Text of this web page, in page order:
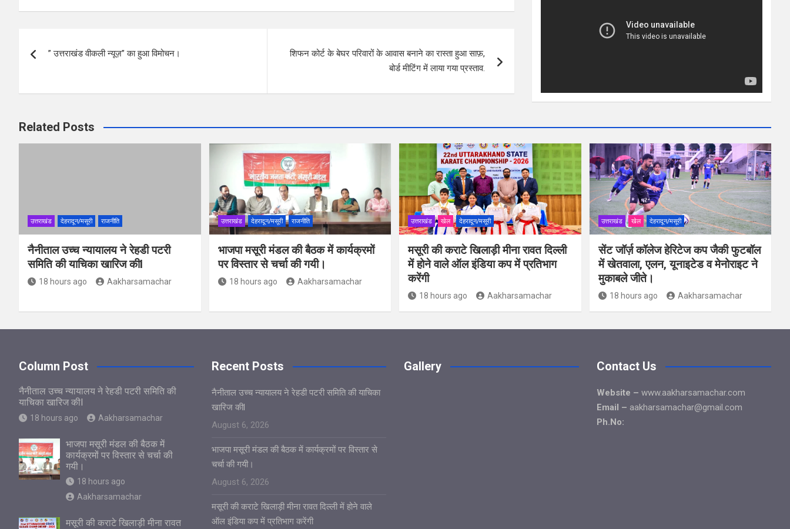
ce
o
k
tt at
A
p
ar
navigation
” उत्तराखंड वीकली न्यूज़” का हुआ विमोचन।
शिफन कोर्ट के बेघर परिवारों के आवास बनाने का रास्ता हुआ साफ़,
बोर्ड मीटिंग में लाया गया प्रस्ताव.
Related Posts
उत्तराखंड देहरादून/मसूरी राजनीति
नैनीताल उच्च न्यायालय ने रेहडी पटरी
समिति की याचिका खारिज कीl
18 hours ago Aakharsamachar
उत्तराखंड देहरादून/मसूरी राजनीति
भाजपा मसूरी मंडल की बैठक में कार्यक्रमों
पर विस्तार से चर्चा की गयी।
18 hours ago Aakharsamachar
उत्तराखंड खेल देहरादून/मसूरी
मसूरी की कराटे खिलाड़ी मीना रावत दिल्ली
में होने वाले ऑल इंडिया कप में प्रतिभाग
करेंगी
18 hours ago Aakharsamachar
उत्तराखंड खेल देहरादून/मसूरी
सेंट जॉर्ज़ कॉलेज हेरिटेज कप जैकी फुटबॉल
में खेतवाला, एलन, यूनाइटेड व मेनोराइट ने
मुकाबले जीते।
18 hours ago Aakharsamachar
Column Post
नैनीताल उच्च न्यायालय ने रेहडी पटरी समिति की
याचिका खारिज कीl
18 hours ago Aakharsamachar
भाजपा मसूरी मंडल की बैठक में
कार्यक्रमों पर विस्तार से चर्चा की
गयी।
18 hours ago
Aakharsamachar
मसूरी की कराटे खिलाड़ी मीना रावत
Recent Posts
नैनीताल उच्च न्यायालय ने रेहडी पटरी समिति की याचिका
खारिज कीl
August 6, 2026
भाजपा मसूरी मंडल की बैठक में कार्यक्रमों पर विस्तार से
चर्चा की गयी।
August 6, 2026
मसूरी की कराटे खिलाड़ी मीना रावत दिल्ली में होने वाले
ऑल इंडिया कप में प्रतिभाग करेंगी
Gallery Contact Us
Website – www.aakharsamachar.com
Email – aakharsamachar@gmail.com
Ph.No: